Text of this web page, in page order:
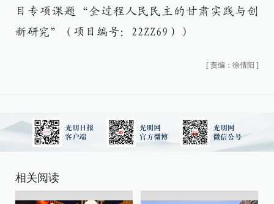
目专项课题“全过程人民民主的甘肃实践与创
新研究”（项目编号：22ZZ69））
[ 责编：徐倩阳 ]
相关阅读